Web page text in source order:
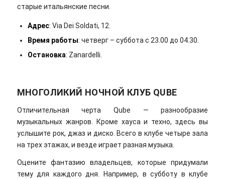
старые итальянские песни.
Адрес: Via Dei Soldati, 12.
Время работы: четверг – суббота с 23.00 до 04.30.
Остановка: Zanardelli.
МНОГОЛИКИЙ НОЧНОЙ КЛУБ QUBE
Отличительная черта Qube — разнообразие
музыкальных жанров. Кроме хауса и техно, здесь вы
услышите рок, джаз и диско. Всего в клубе четыре зала
на трех этажах, и везде играет разная музыка.
Оцените фантазию владельцев, которые придумали
тему для каждого дня. Например, в субботу в клубе